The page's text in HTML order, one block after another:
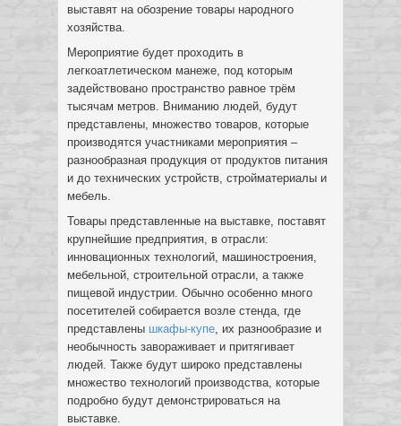
выставят на обозрение товары народного
хозяйства.
Мероприятие будет проходить в
легкоатлетическом манеже, под которым
задействовано пространство равное трём
тысячам метров. Вниманию людей, будут
представлены, множество товаров, которые
производятся участниками мероприятия –
разнообразная продукция от продуктов питания
и до технических устройств, стройматериалы и
мебель.
Товары представленные на выставке, поставят
крупнейшие предприятия, в отрасли:
инновационных технологий, машиностроения,
мебельной, строительной отрасли, а также
пищевой индустрии. Обычно особенно много
посетителей собирается возле стенда, где
представлены шкафы-купе, их разнообразие и
необычность завораживает и притягивает
людей. Также будут широко представлены
множество технологий производства, которые
подробно будут демонстрироваться на
выставке.